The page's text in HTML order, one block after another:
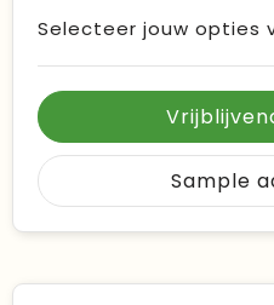
Selecteer jouw opties
Sample